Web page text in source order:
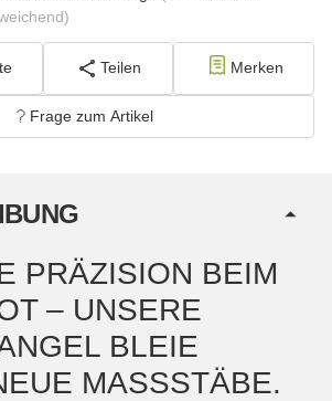
Teilen Merken
Frage zum Artikel
PRÄZISION BEIM
– UNSERE
BLEIE
MASSSTÄBE.